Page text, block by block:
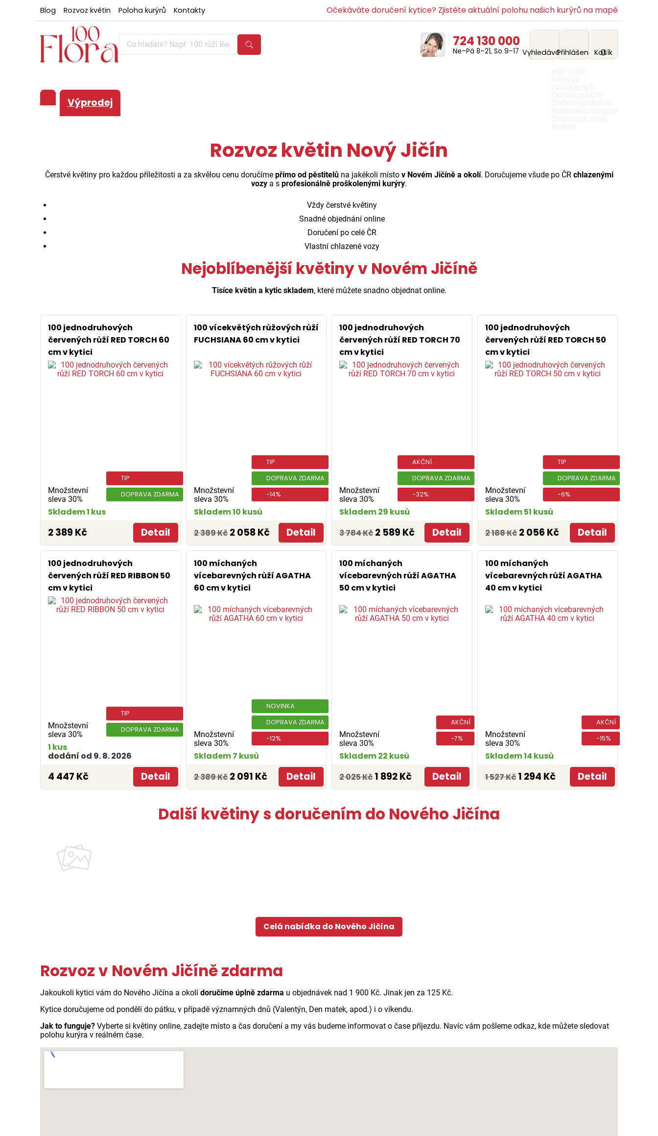
Blog Rozvoz květin Poloha kurýrů Kontakty Očekáváte doručení kytice? Zjistěte aktuální polohu našich kurýrů na mapě
724 130 000
Ne–Pá 8–21, So 9–17 VyhledáváníPřihlášení 0
Košík
Výprodej
Rozvoz květin Nový Jičín
Čerstvé květiny pro každou příležitosti a za skvělou cenu doručíme přímo od pěstitelůna jakékoli místo v Novém Jičíně a okolí. Doručujeme všude po ČR chlazenými
vozy a s profesionálně proškolenými kurýry.
Vždy čerstvé květiny
Snadné objednání online
Doručení po celé ČR
Vlastní chlazené vozy
Nejoblíbenější květiny v Novém Jičíně
Tisíce květin a kytic skladem, které můžete snadno objednat online.
100 jednodruhových
červených růží RED TORCH 60
cm v kytici
Množstevní
sleva 30%
TIP
DOPRAVA ZDARMA
Skladem 1 kus
2 389 Kč Detail
100 vícekvětých růžových růží
FUCHSIANA 60 cm v kytici
Množstevní
sleva 30%
TIP
DOPRAVA ZDARMA
-14%
Skladem 10 kusů
2 389 Kč 2 058 Kč Detail
100 jednodruhových
červených růží RED TORCH 70
cm v kytici
Množstevní
sleva 30%
AKČNÍ
DOPRAVA ZDARMA
-32%
Skladem 29 kusů
3 784 Kč 2 589 Kč Detail
100 jednodruhových
červených růží RED TORCH 50
cm v kytici
Množstevní
sleva 30%
TIP
DOPRAVA ZDARMA
-6%
Skladem 51 kusů
2 188 Kč 2 056 Kč Detail
100 jednodruhových
červených růží RED RIBBON 50
cm v kytici
Množstevní
sleva 30%
TIP
DOPRAVA ZDARMA
1 kus
dodání od 9. 8. 2026
4 447 Kč Detail
100 míchaných
vícebarevných růží AGATHA
60 cm v kytici
Množstevní
sleva 30%
NOVINKA
DOPRAVA ZDARMA
-12%
Skladem 7 kusů
2 389 Kč 2 091 Kč Detail
100 míchaných
vícebarevných růží AGATHA
50 cm v kytici
Množstevní
sleva 30%
AKČNÍ
-7%
Skladem 22 kusů
2 025 Kč 1 892 Kč Detail
100 míchaných
vícebarevných růží AGATHA
40 cm v kytici
Množstevní
sleva 30%
AKČNÍ
-15%
Skladem 14 kusů
1 527 Kč 1 294 Kč Detail
Další květiny s doručením do Nového Jičína
Celá nabídka do Nového Jičína
Rozvoz v Novém Jičíně zdarma
Jakoukoli kytici vám do Nového Jičína a okolí doručíme úplně zdarma u objednávek nad 1 900 Kč. Jinak jen za 125 Kč.
Kytice doručujeme od pondělí do pátku, v případě významných dnů (Valentýn, Den matek, apod.) i o víkendu.
Jak to funguje? Vyberte si květiny online, zadejte místo a čas doručení a my vás budeme informovat o čase příjezdu. Navíc vám pošleme odkaz, kde můžete sledovat
polohu kurýra v reálném čase.